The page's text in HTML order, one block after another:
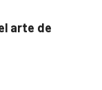
arte de